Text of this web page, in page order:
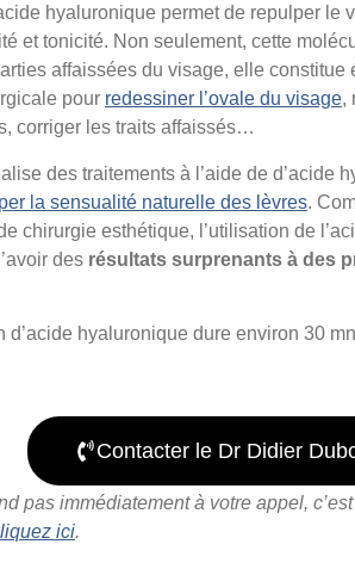
hyaluronique permet de repulper le
et tonicité. Non seulement, cette
affaissées du visage, elle constitue
pour redessiner l’ovale du visage,
corriger les traits affaissés…
des traitements à l’aide de d’acide
la sensualité naturelle des lèvres.
chirurgie esthétique, l’utilisation de
des résultats surprenants à des
d’acide hyaluronique dure environ 30
Contacter le Dr Didier
pas immédiatement à votre appel,
ici.